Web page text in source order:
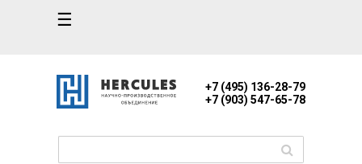
☰
+7 (495) 136-28-79
+7 (903) 547-65-78